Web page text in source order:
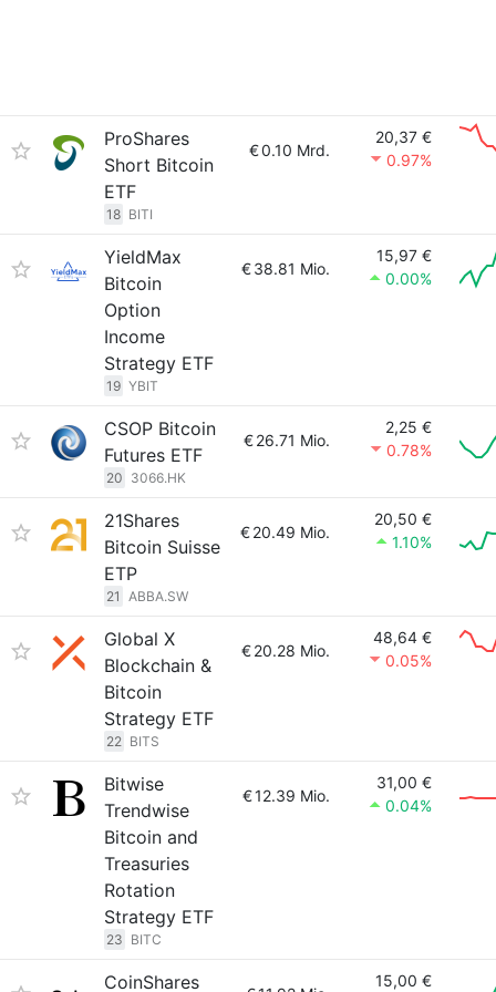
ProShares
Short Bitcoin
ETF
18 BITI
€0.10 Mrd.
20,37 €
0.97%
YieldMax
Bitcoin
Option
Income
Strategy ETF
19 YBIT
€38.81 Mio.
15,97 €
0.00%
CSOP Bitcoin
Futures ETF
20 3066.HK
€26.71 Mio.
2,25 €
0.78%
21Shares
Bitcoin Suisse
ETP
21 ABBA.SW
€20.49 Mio.
20,50 €
1.10%
Global X
Blockchain &
Bitcoin
Strategy ETF
22 BITS
€20.28 Mio.
48,64 €
0.05%
Bitwise
Trendwise
Bitcoin and
Treasuries
Rotation
Strategy ETF
23 BITC
€12.39 Mio.
31,00 €
0.04%
CoinShares 15,00 €